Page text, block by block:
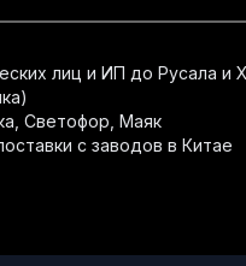
лиц и ИП до Русала и
Светофор, Маяк
с заводов в Китае